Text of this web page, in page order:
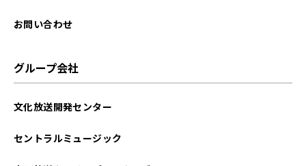
2024年09月
お問い合わせ
グループ会社
文化放送開発センター
セントラルミュージック